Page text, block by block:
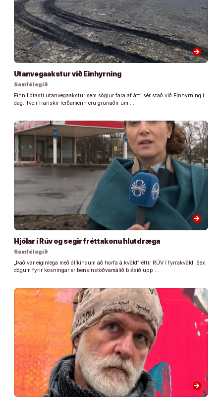
arrow_forward
Utanvegaakstur við Einhyrning
Samfélagið
Einn ljótasti utanvegaakstur sem sögiur fara af átti sér stað við Einhyrning í
dag. Tveir franskir ferðamenn eru grunaðir um …
arrow_forward
Hjólar í Rúv og segir fréttakonu hlutdræga
Samfélagið
„Það var eiginlega með ólíkindum að horfa á kvöldfréttir RÚV í fyrrakvöld. Sex
dögum fyrir kosningar er bensínstöðvamálið blásið upp …
arrow_forward